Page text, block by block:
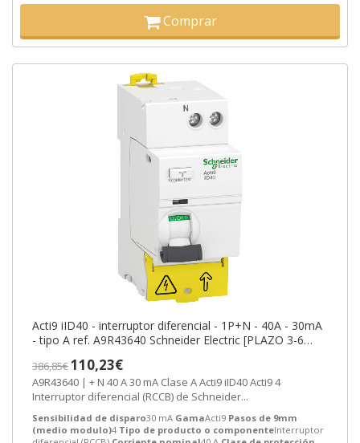
Comprar
Acti9 iID40 - interruptor diferencial - 1P+N - 40A - 30mA
- tipo A ref. A9R43640 Schneider Electric [PLAZO 3-6
386,85€110,23€
A9R43640 | + N 40 A 30 mA Clase A Acti9 iID40 Acti9 4
Interruptor diferencial (RCCB) de Schneider...
Sensibilidad de disparo30 mA GamaActi9 Pasos de 9mm
(medio modulo)4 Tipo de producto o componenteInterruptor